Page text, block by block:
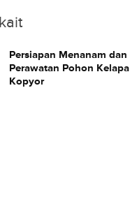
Persiapan Menanam dan
Perawatan Pohon Kelapa
Kopyor